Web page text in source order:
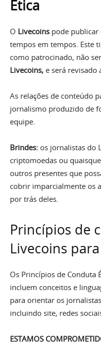
Ética
O Livecoins pode publicar
tempos em tempos. Este
como patrocinado, não
Livecoins, e será revisado
As relações de conteúdo
jornalismo produzido de
equipe.
Brindes: os jornalistas do
criptomoedas ou
outros presentes que
cobrir imparcialmente os
por trás deles.
Princípios de
Livecoins
Os Princípios de Conduta
incluem conceitos e
para orientar os
incluindo site, redes
ESTAMOS